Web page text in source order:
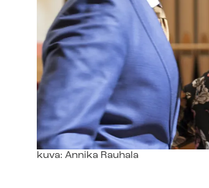
Kuvateksti
kuva: Annika Rauhala